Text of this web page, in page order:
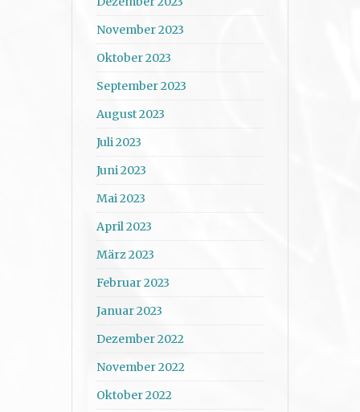
November 2023
Oktober 2023
September 2023
August 2023
Juli 2023
Juni 2023
Mai 2023
April 2023
März 2023
Februar 2023
Januar 2023
Dezember 2022
November 2022
Oktober 2022